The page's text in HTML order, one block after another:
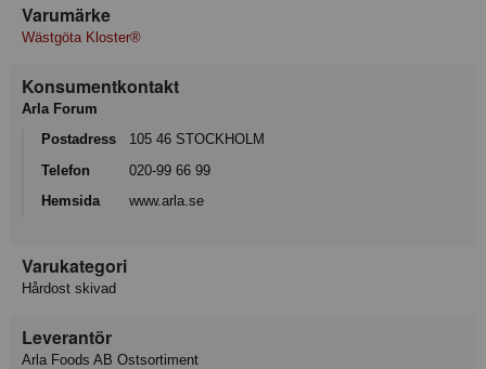
Varumärke
Wästgöta Kloster®
Konsumentkontakt
Arla Forum
Postadress
105 46 STOCKHOLM
Telefon
020-99 66 99
Hemsida
www.arla.se
Varukategori
Hårdost skivad
Leverantör
Arla Foods AB Ostsortiment